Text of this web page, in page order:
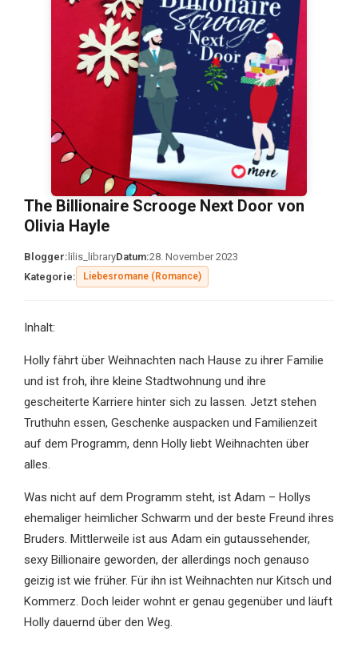
The Billionaire Scrooge Next Door von
Olivia Hayle
Blogger: lilis_libraryDatum:28. November 2023
Kategorie:
Liebesromane (Romance)
Inhalt:
Holly fährt über Weihnachten nach Hause zu ihrer Familie
und ist froh, ihre kleine Stadtwohnung und ihre
gescheiterte Karriere hinter sich zu lassen. Jetzt stehen
Truthuhn essen, Geschenke auspacken und Familienzeit
auf dem Programm, denn Holly liebt Weihnachten über
alles.
Was nicht auf dem Programm steht, ist Adam – Hollys
ehemaliger heimlicher Schwarm und der beste Freund ihres
Bruders. Mittlerweile ist aus Adam ein gutaussehender,
sexy Billionaire geworden, der allerdings noch genauso
geizig ist wie früher. Für ihn ist Weihnachten nur Kitsch und
Kommerz. Doch leider wohnt er genau gegenüber und läuft
Holly dauernd über den Weg.